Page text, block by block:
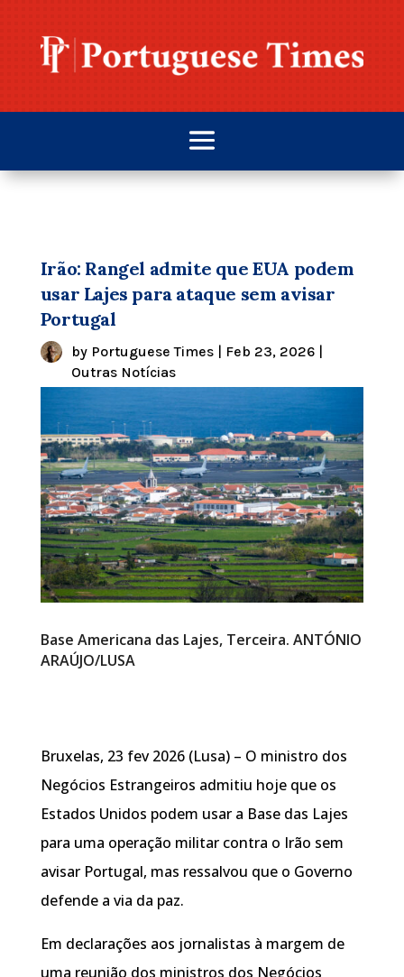
Irão: Rangel admite que EUA podem
usar Lajes para ataque sem avisar
Portugal
by Portuguese Times| Feb 23, 2026|
Outras Notícias
Base Americana das Lajes, Terceira. ANTÓNIO
ARAÚJO/LUSA
Bruxelas, 23 fev 2026 (Lusa) – O ministro dos
Negócios Estrangeiros admitiu hoje que os
Estados Unidos podem usar a Base das Lajes
para uma operação militar contra o Irão sem
avisar Portugal, mas ressalvou que o Governo
defende a via da paz.
Em declarações aos jornalistas à margem de
uma reunião dos ministros dos Negócios